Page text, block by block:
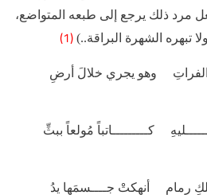
مرد ذلك يرجع إلى طبعه المتواضع،
تبهره الشهرة البراقة..) (1)
الفراتِ وهو يجري خلالَ أرضِ
كـــــــــاتباً مُولعاً ببثِّ
فلكِ رمامٍ أنهكتْ جــــسمَها يدُ